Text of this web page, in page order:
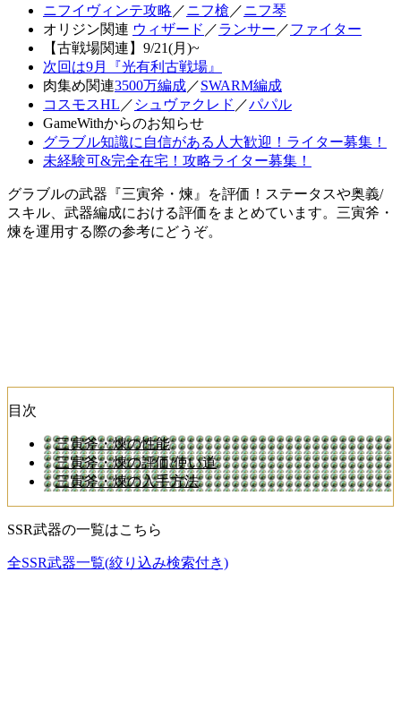
ニフイヴィンテ攻略 ／ニフ槍 ／ニフ琴
オリジン関連 ウィザード ／ランサー ／ファイター
【古戦場関連】9/21(月)~
次回は9月『光有利古戦場』
肉集め関連3500万編成／SWARM編成
コスモスHL ／ シュヴァクレド ／パパル
GameWithからのお知らせ
グラブル知識に自信がある人大歓迎！ライター募集！
未経験可&完全在宅！攻略ライター募集！
グラブルの武器『三寅斧・煉』を評価！ステータスや奥義/
スキル、武器編成における評価をまとめています。三寅斧・
煉を運用する際の参考にどうぞ。
目次
三寅斧・煉の性能
三寅斧・煉の評価/使い道
三寅斧・煉の入手方法
SSR武器の一覧はこちら
全SSR武器一覧(絞り込み検索付き)